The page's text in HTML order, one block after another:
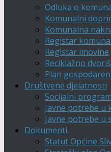
Odluka o
Komunalni
Komunalna
Registar
Registar imovine
Reciklažno
Plan
Društvene djelatnosti
Socijalni program
Javne potrebe u
Javne potrebe u
Dokumenti
Statut Općine